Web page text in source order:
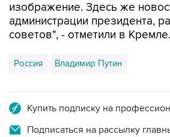
изображение. Здесь же
администрации президента,
советов", - отметили в Кремле.
Россия Владимир Путин
Купить подписку на
Подписаться на рассылку